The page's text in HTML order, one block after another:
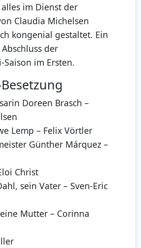
im Dienst der
Claudia Michelsen
kongenial gestaltet. Ein
der
im Ersten.
Doreen Brasch –
Lemp – Felix Vörtler
Günther Márquez –
Christ
sein Vater – Sven-Eric
Mutter – Corinna